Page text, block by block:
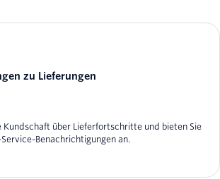
zu Lieferungen
Kundschaft über Lieferfortschritte und bieten Sie
Benachrichtigungen an.